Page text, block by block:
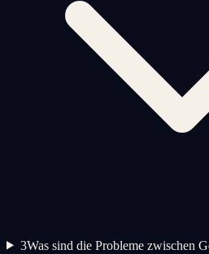
3Was sind die Probleme zwischen